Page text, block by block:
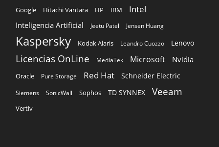
Google Hitachi Vantara HP IBM Intel
Inteligencia Artificial Jeetu Patel Jensen Huang
Kaspersky Kodak Alaris Leandro Cuozzo Lenovo
Licencias OnLine MediaTek Microsoft Nvidia
Oracle Pure Storage Red Hat Schneider Electric
Siemens SonicWall Sophos TD SYNNEX Veeam
Vertiv